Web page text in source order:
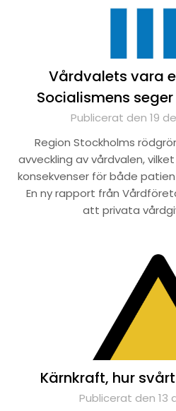
Vårdvalets vara
Socialismens
Publicerat den 19
Region Stockholms
avveckling av vårdvalen,
konsekvenser för både
En ny rapport från
att privata
Kärnkraft, hur
Publicerat den 13